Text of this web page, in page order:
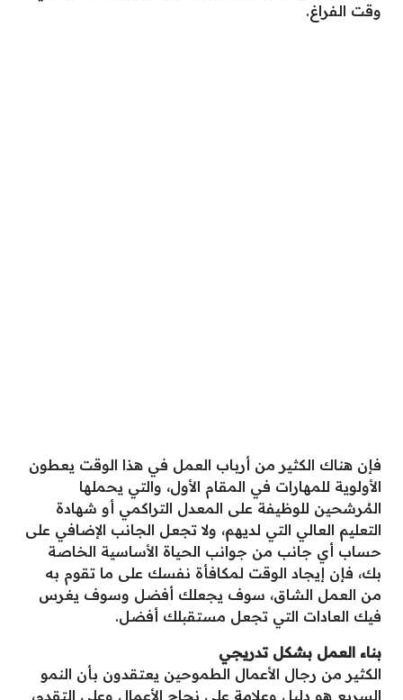
وقت الفراغ.
فإن هناك الكثير من أرباب العمل في هذا الوقت يعطون
الأولوية للمهارات في المقام الأول، والتي يحملها
المُرشحين للوظيفة على المعدل التراكمي أو شهادة
التعليم العالي التي لديهم، ولا تجعل الجانب الإضافي على
حساب أي جانب من جوانب الحياة الأساسية الخاصة
بك، فإن إيجاد الوقت لمكافأة نفسك على ما تقوم به
من العمل الشاق، سوف يجعلك أفضل وسوف يغرس
فيك العادات التي تجعل مستقبلك أفضل.
بناء العمل بشكل تدريجي
الكثير من رجال الأعمال الطموحين يعتقدون بأن النمو
السريع هو دليل وعلامة على نجاح الأعمال وعلى التقدم،